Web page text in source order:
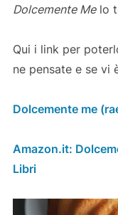
Dolcemente Melo
Qui i link per
ne pensate e se vi
Dolcemente me
Amazon.it:
Libri